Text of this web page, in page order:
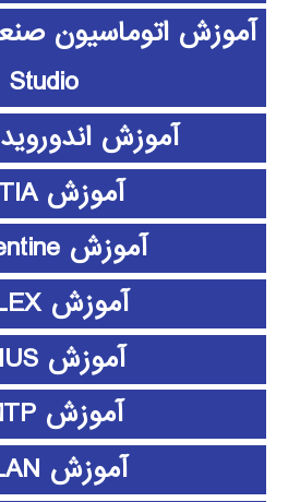
Studio
آموزش اندوروید android
آموزش CATIA
آموزش clementine
آموزش CPLEX
آموزش EDIUS
آموزش EMTP
آموزش ePLAN